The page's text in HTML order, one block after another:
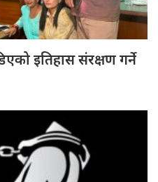
इतिहास संरक्षण गर्ने